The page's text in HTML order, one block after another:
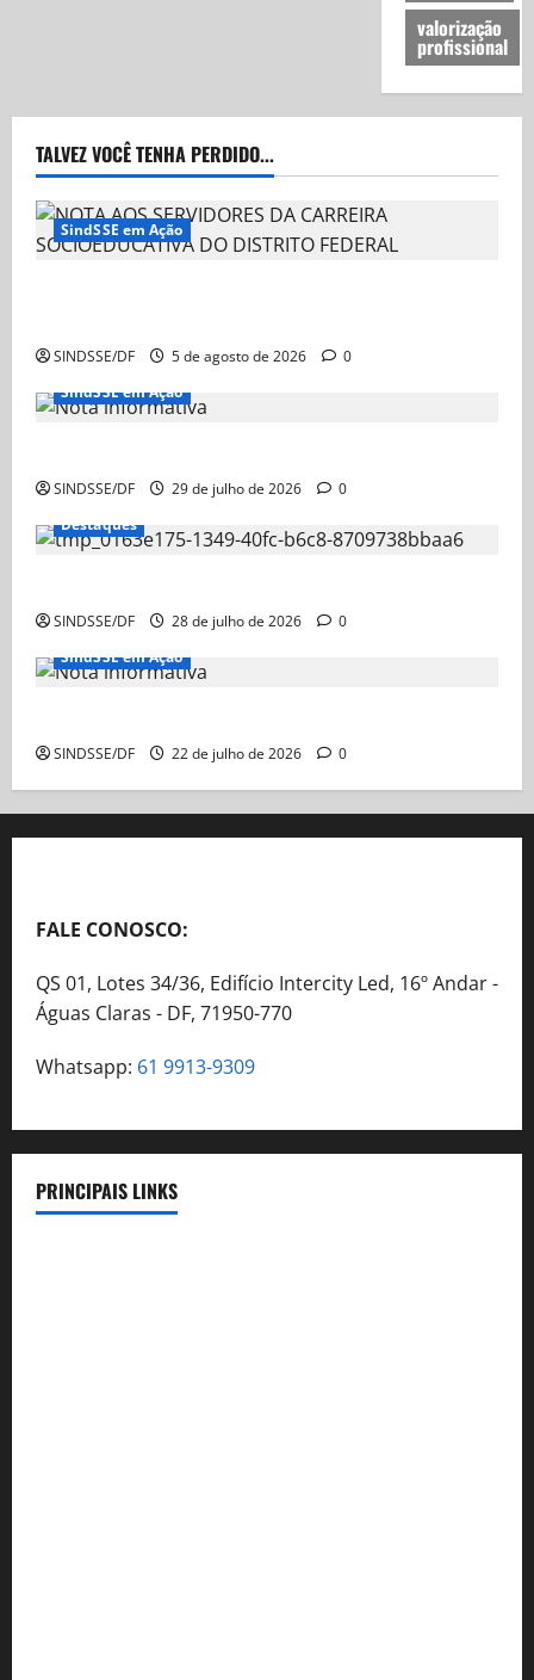
valorização
profissional
TALVEZ VOCÊ TENHA PERDIDO...
SindSSE em Ação
SINDSSE/DF 5 de agosto de 2026
0
SindSSE em Ação
SINDSSE/DF 29 de julho de 2026
0
Destaques
SINDSSE/DF 28 de julho de 2026
0
SindSSE em Ação
SINDSSE/DF 22 de julho de 2026 0
FALE CONOSCO:
QS 01, Lotes 34/36, Edifício Intercity Led, 16º Andar -
Águas Claras - DF, 71950-770
Whatsapp: 61 9913-9309
PRINCIPAIS LINKS